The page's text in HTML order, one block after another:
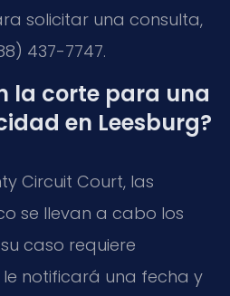
solicitar una consulta,
437-7747.
la corte para una
en Leesburg?
Circuit Court, las
se llevan a cabo los
caso requiere
notificará una fecha y